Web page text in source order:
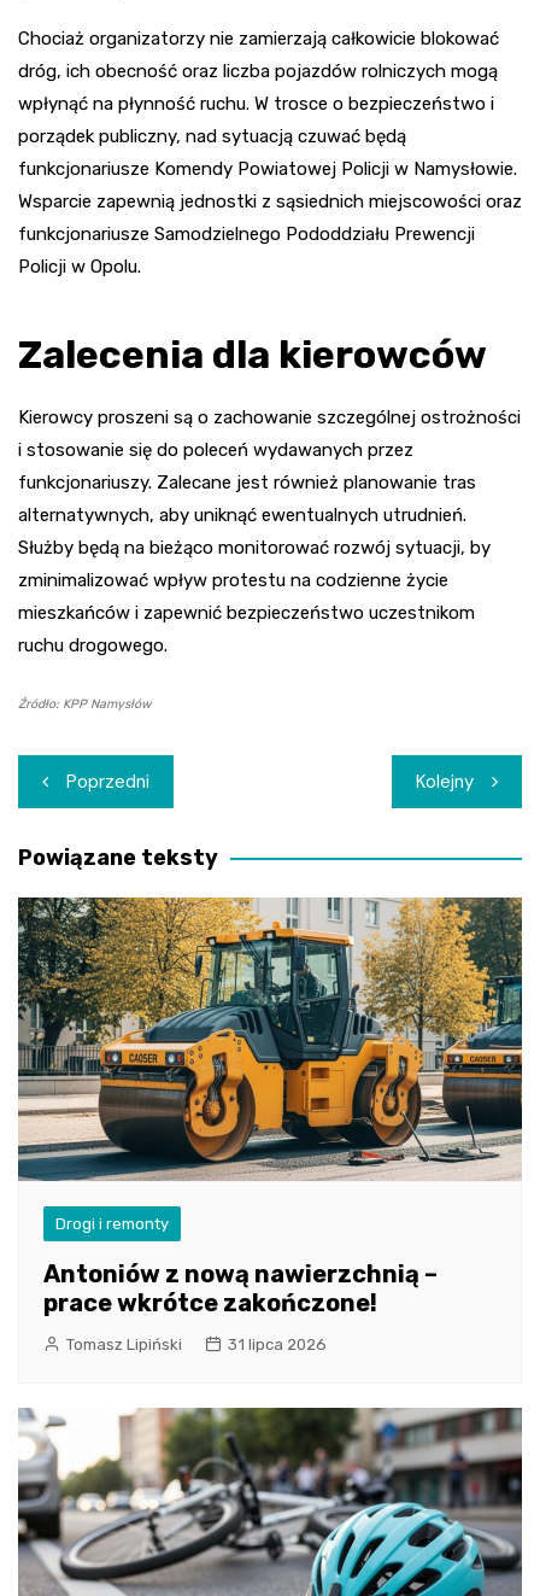
Chociaż organizatorzy nie zamierzają całkowicie blokować
dróg, ich obecność oraz liczba pojazdów rolniczych mogą
wpłynąć na płynność ruchu. W trosce o bezpieczeństwo i
porządek publiczny, nad sytuacją czuwać będą
funkcjonariusze Komendy Powiatowej Policji w Namysłowie.
Wsparcie zapewnią jednostki z sąsiednich miejscowości oraz
funkcjonariusze Samodzielnego Pododdziału Prewencji
Policji w Opolu.
Zalecenia dla kierowców
Kierowcy proszeni są o zachowanie szczególnej ostrożności
i stosowanie się do poleceń wydawanych przez
funkcjonariuszy. Zalecane jest również planowanie tras
alternatywnych, aby uniknąć ewentualnych utrudnień.
Służby będą na bieżąco monitorować rozwój sytuacji, by
zminimalizować wpływ protestu na codzienne życie
mieszkańców i zapewnić bezpieczeństwo uczestnikom
ruchu drogowego.
Źródło: KPP Namysłów
Nawigacja
wpisu
Poprzedni Kolejny
Powiązane teksty
Drogi i remonty
Antoniów z nową nawierzchnią –
prace wkrótce zakończone!
Tomasz Lipiński 31 lipca 2026